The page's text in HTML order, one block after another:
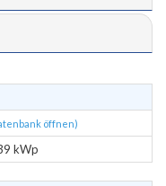
öffnen)
kWp